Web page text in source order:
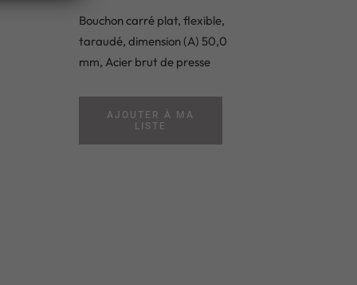
Bouchon carré plat, flexible,
taraudé, dimension (A) 50,0
mm, Acier brut de presse
AJOUTER À MA
LISTE